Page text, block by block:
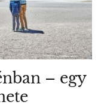
– egy